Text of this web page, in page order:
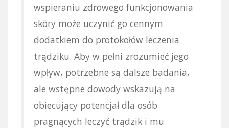
wspieraniu zdrowego funkcjonowania
skóry może uczynić go cennym
dodatkiem do protokołów leczenia
trądziku. Aby w pełni zrozumieć jego
wpływ, potrzebne są dalsze badania,
ale wstępne dowody wskazują na
obiecujący potencjał dla osób
pragnących leczyć trądzik i mu